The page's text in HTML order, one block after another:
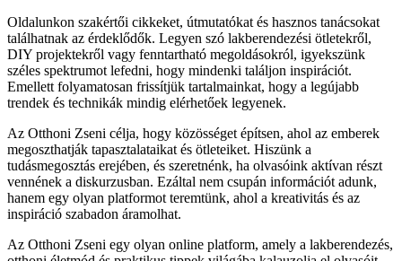
Oldalunkon szakértői cikkeket, útmutatókat és hasznos tanácsokat
találhatnak az érdeklődők. Legyen szó lakberendezési ötletekről,
DIY projektekről vagy fenntartható megoldásokról, igyekszünk
széles spektrumot lefedni, hogy mindenki találjon inspirációt.
Emellett folyamatosan frissítjük tartalmainkat, hogy a legújabb
trendek és technikák mindig elérhetőek legyenek.
Az Otthoni Zseni célja, hogy közösséget építsen, ahol az emberek
megoszthatják tapasztalataikat és ötleteiket. Hiszünk a
tudásmegosztás erejében, és szeretnénk, ha olvasóink aktívan részt
vennének a diskurzusban. Ezáltal nem csupán információt adunk,
hanem egy olyan platformot teremtünk, ahol a kreativitás és az
inspiráció szabadon áramolhat.
Az Otthoni Zseni egy olyan online platform, amely a lakberendezés,